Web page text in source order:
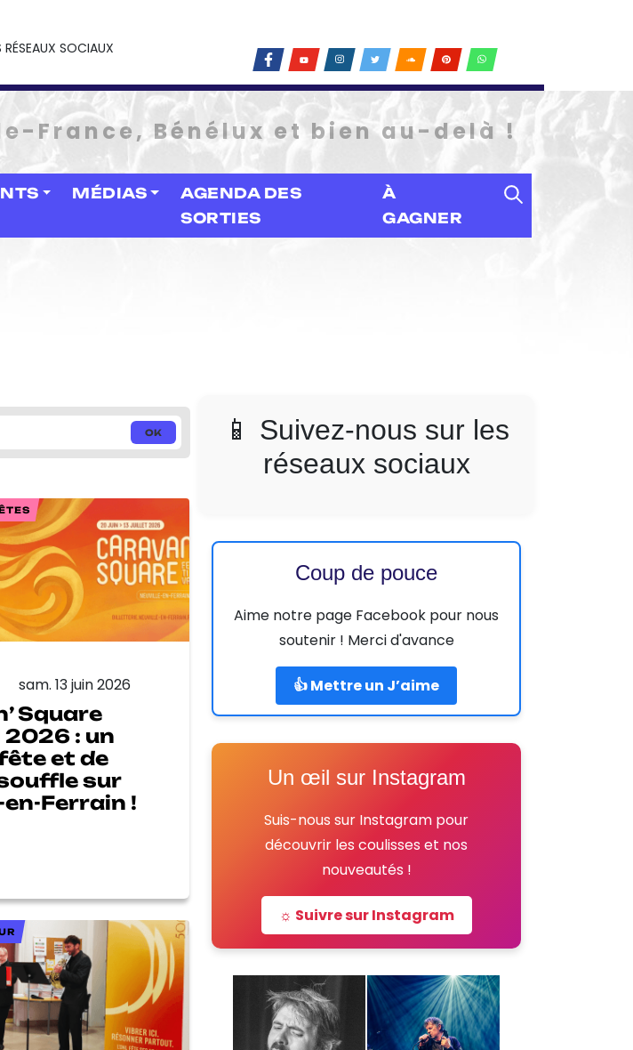
RÉSEAUX SOCIAUX
France, Bénélux et bien au-delà !
MÉDIAS
AGENDA DES
SORTIES
À
GAGNER
sam. 13 juin 2026
Square
: un
et de
sur
Ferrain !
📱 Suivez-nous sur les
réseaux sociaux
Coup de pouce
Aime notre page Facebook pour nous
soutenir ! Merci d'avance
👍 Mettre un J’aime
Un œil sur Instagram
Suis-nous sur Instagram pour
découvrir les coulisses et nos
nouveautés !
☼ Suivre sur Instagram